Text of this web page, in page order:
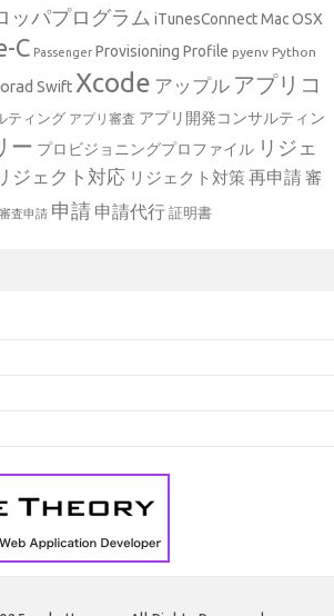
ッパプログラム iTunesConnectMac OSX
C Passenger Provisioning Profile pyenv Python
Swift Xcode アップル アプリコ
ティング アプリ審査 アプリ開発コンサルティン
ー プロビジョニングプロファイル リジェ
ジェクト対応 リジェクト対策再申請審
査申請 申請 申請代行 証明書